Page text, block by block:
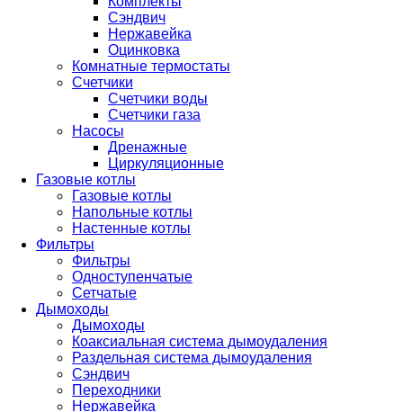
Сэндвич
Нержавейка
Оцинковка
Комнатные термостаты
Счетчики
Счетчики воды
Счетчики газа
Насосы
Дренажные
Циркуляционные
Газовые котлы
Газовые котлы
Напольные котлы
Настенные котлы
Фильтры
Фильтры
Одноступенчатые
Сетчатые
Дымоходы
Дымоходы
Коаксиальная система дымоудаления
Раздельная система дымоудаления
Сэндвич
Переходники
Нержавейка